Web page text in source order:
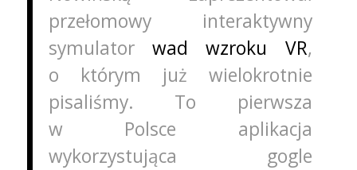
przełomowy interaktywny
symulator wad wzroku VR,
o którym już wielokrotnie
pisaliśmy. To pierwsza
w Polsce aplikacja
wykorzystująca gogle